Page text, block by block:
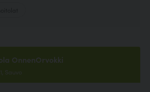
OnnenOrvokki
Sauvo